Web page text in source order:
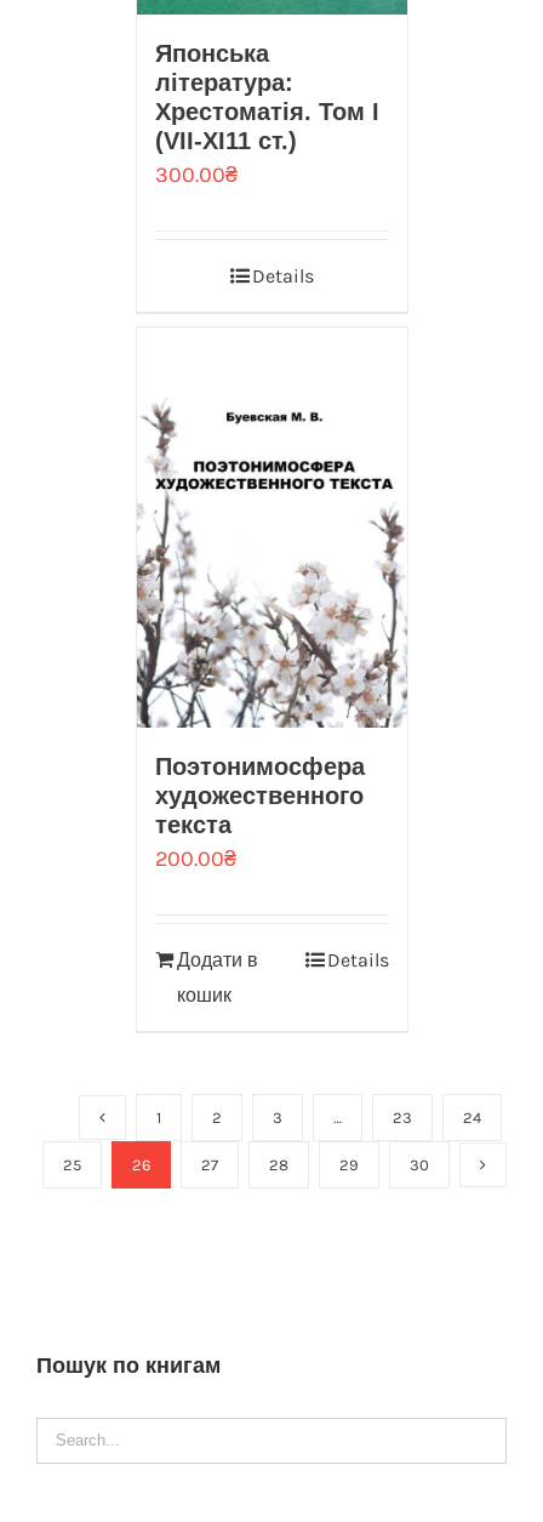
Японська
література:
Хрестоматія. Том I
(VIІ-ХІ11 ст.)
300.00₴
Details
Поэтонимосфера
художественного
текста
200.00₴
Додати в
кошик
Details
1 2 3 … 23 24
25 26 27 28 29 30
Пошук по книгам